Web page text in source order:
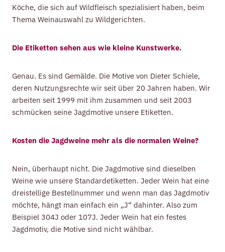
Köche, die sich auf Wildfleisch spezialisiert haben, beim
Thema Weinauswahl zu Wildgerichten.
Die Etiketten sehen aus wie kleine Kunstwerke.
Genau. Es sind Gemälde. Die Motive von Dieter Schiele,
deren Nutzungsrechte wir seit über 20 Jahren haben. Wir
arbeiten seit 1999 mit ihm zusammen und seit 2003
schmücken seine Jagdmotive unsere Etiketten.
Kosten die Jagdweine mehr als die normalen Weine?
Nein, überhaupt nicht. Die Jagdmotive sind dieselben
Weine wie unsere Standardetiketten. Jeder Wein hat eine
dreistellige Bestellnummer und wenn man das Jagdmotiv
möchte, hängt man einfach ein „J“ dahinter. Also zum
Beispiel 304J oder 107J. Jeder Wein hat ein festes
Jagdmotiv, die Motive sind nicht wählbar.